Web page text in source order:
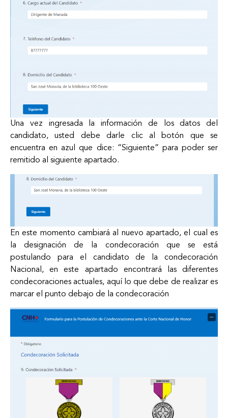
Una vez ingresada la información de los datos del
candidato, usted debe darle clic al botón que se
encuentra en azul que dice: “Siguiente” para poder ser
remitido al siguiente apartado.
En este momento cambiará al nuevo apartado, el cual es
la designación de la condecoración que se está
postulando para el candidato de la condecoración
Nacional, en este apartado encontrará las diferentes
condecoraciones actuales, aquí lo que debe de realizar es
marcar el punto debajo de la condecoración